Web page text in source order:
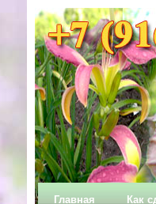
Главная Как